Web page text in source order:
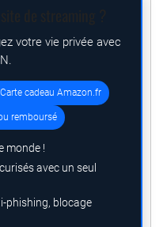
votre vie privée avec
cadeau Amazon.fr
remboursé
monde !
avec un seul
phishing, blocage